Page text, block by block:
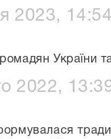
2023,
України
2022,